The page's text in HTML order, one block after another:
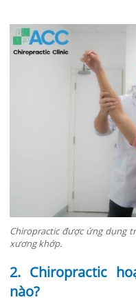
Chiropractic được ứng dụng
xương khớp.
2. Chiropractic
nào?